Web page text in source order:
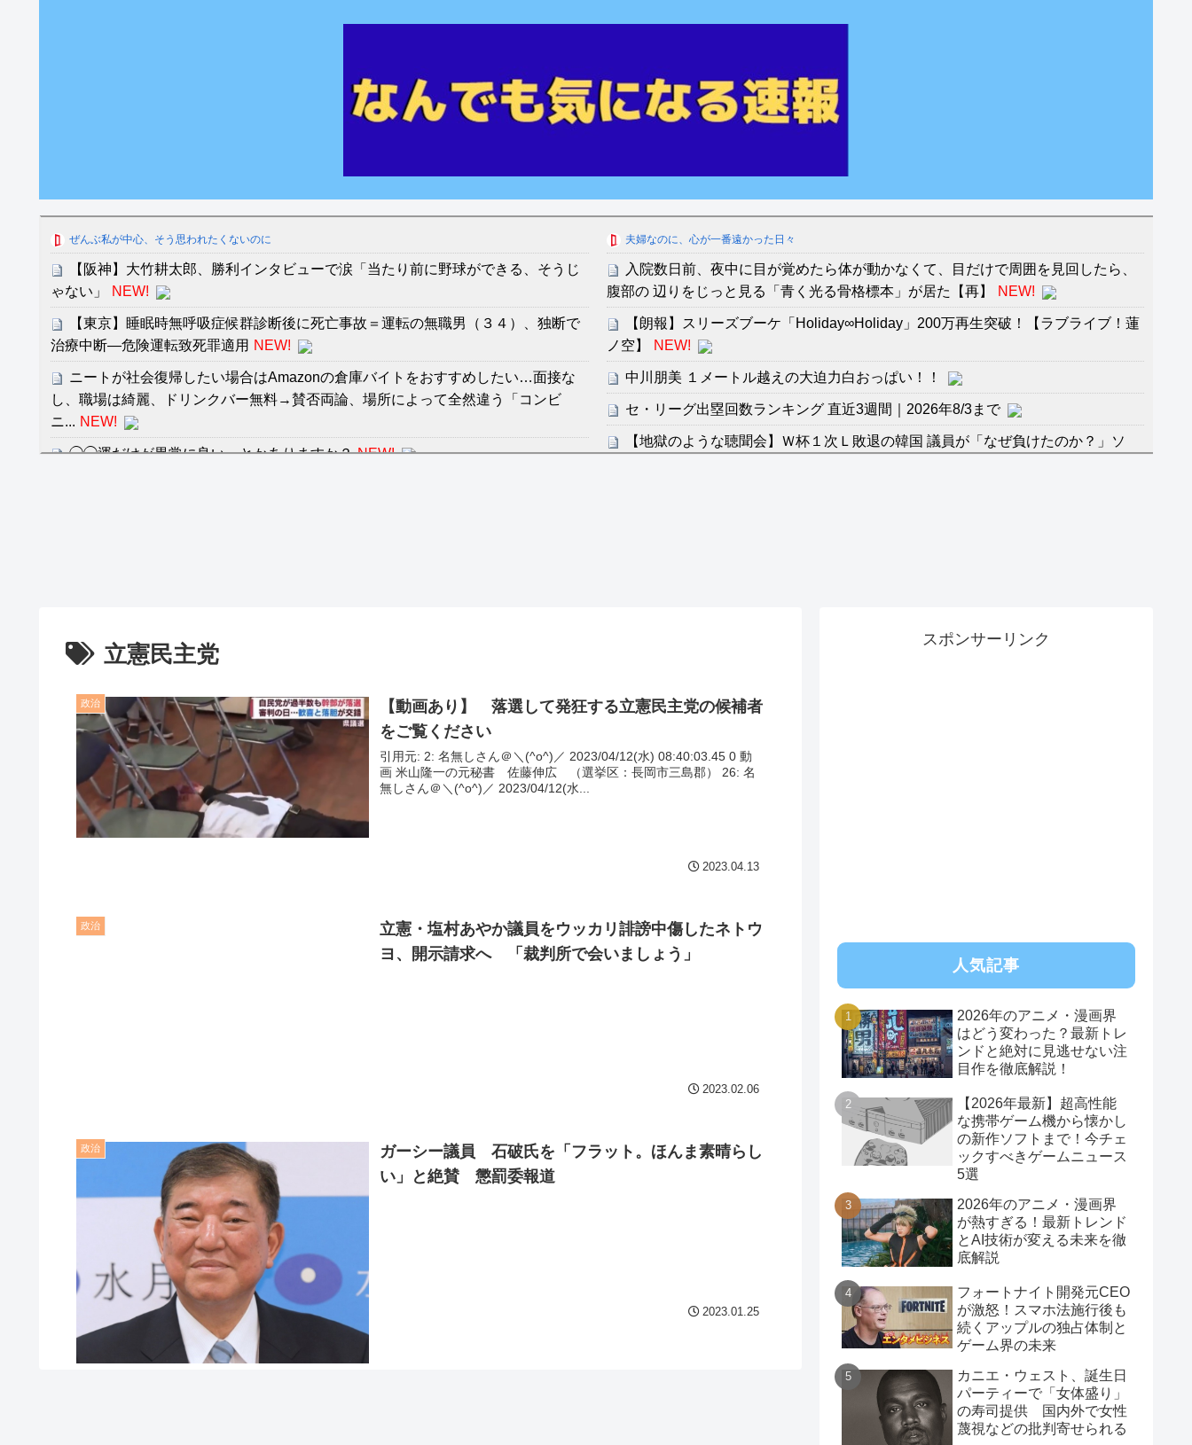
ぜんぶ私が中心、そう思われたくないのに
【阪神】大竹耕太郎、勝利インタビューで涙「当たり前に野球ができる、そうじ
ゃない」
NEW!
【東京】睡眠時無呼吸症候群診断後に死亡事故＝運転の無職男（３４）、独断で
治療中断―危険運転致死罪適用 NEW!
ニートが社会復帰したい場合はAmazonの倉庫バイトをおすすめしたい…面接な
し、職場は綺麗、ドリンクバー無料→賛否両論、場所によって全然違う「コンビ
ニ... NEW!
◯◯運だけが異常に良い、とかありますか？ NEW!
七ツ森りり ご令嬢と召使いの禁断の恋…1日だけ許された夫婦としての時間をひ
Powered by livedoor 相互RSS
夫婦なのに、心が一番遠かった日々
入院数日前、夜中に目が覚めたら体が動かなくて、目だけで周囲を見回したら、
腹部の 辺りをじっと見る「青く光る骨格標本」が居た【再】
NEW!
【朗報】スリーズブーケ「Holiday∞Holiday」200万再生突破！【ラブライブ！蓮
ノ空】
NEW!
中川朋美 １メートル越えの大迫力白おっぱい！！
セ・リーグ出塁回数ランキング 直近3週間｜2026年8/3まで
【地獄のような聴聞会】Ｗ杯１次Ｌ敗退の韓国 議員が「なぜ負けたのか？」ソ
【第7話予告】水10ドラマ『ラムネモンキー』 トレンディなクリスマスイヴ
出した… 他
ァン衝撃
立憲民主党
政治
【動画あり】 落選して発狂する立憲民主党の候補者
をご覧ください
引用元: 2: 名無しさん＠＼(^o^)／ 2023/04/12(水) 08:40:03.45 0 動
画 米山隆一の元秘書 佐藤伸広 （選挙区：長岡市三島郡） 26: 名
無しさん＠＼(^o^)／ 2023/04/12(水...
2023.04.13
政治
立憲・塩村あやか議員をウッカリ誹謗中傷したネトウ
ヨ、開示請求へ 「裁判所で会いましょう」
2023.02.06
政治
ガーシー議員 石破氏を「フラット。ほんま素晴らし
い」と絶賛 懲罰委報道
2023.01.25
スポンサーリンク
人気記事
2026年のアニメ・漫画界
はどう変わった？最新トレ
ンドと絶対に見逃せない注
目作を徹底解説！
【2026年最新】超高性能
な携帯ゲーム機から懐かし
の新作ソフトまで！今チェ
ックすべきゲームニュース
5選
2026年のアニメ・漫画界
が熱すぎる！最新トレンド
とAI技術が変える未来を徹
底解説
フォートナイト開発元CEO
が激怒！スマホ法施行後も
続くアップルの独占体制と
ゲーム界の未来
カニエ・ウェスト、誕生日
パーティーで「女体盛り」
の寿司提供 国内外で女性
蔑視などの批判寄せられる